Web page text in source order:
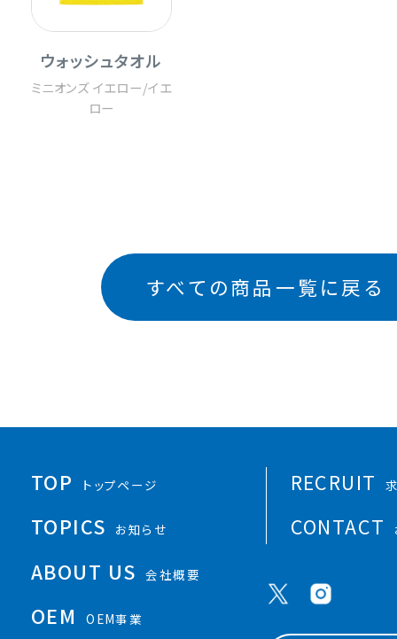
ウォッシュタオル
ミニオンズ イエロー/イエ
ロー
すべての商品一覧に戻る
TOP トップページ
TOPICS お知らせ
ABOUT US 会社概要
OEM OEM事業
RECRUIT
CONTACT